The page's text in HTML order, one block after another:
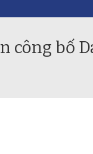
công bố